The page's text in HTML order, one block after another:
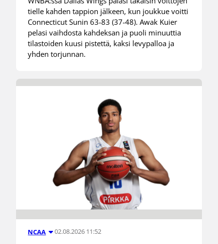
tielle kahden tappion jälkeen, kun joukkue voitti
Connecticut Sunin 63-83 (37-48). Awak Kuier
pelasi vaihdosta kahdeksan ja puoli minuuttia
tilastoiden kuusi pistettä, kaksi levypalloa ja
yhden torjunnan.
NCAA 02.08.2026 11:52